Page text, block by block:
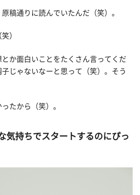
稿通りに読んでいたんだ（笑）。
）
とか面白いことをたくさん言ってくだ
じゃないなーと思って（笑）。そう
たから（笑）。
気持ちでスタートするのにぴっ